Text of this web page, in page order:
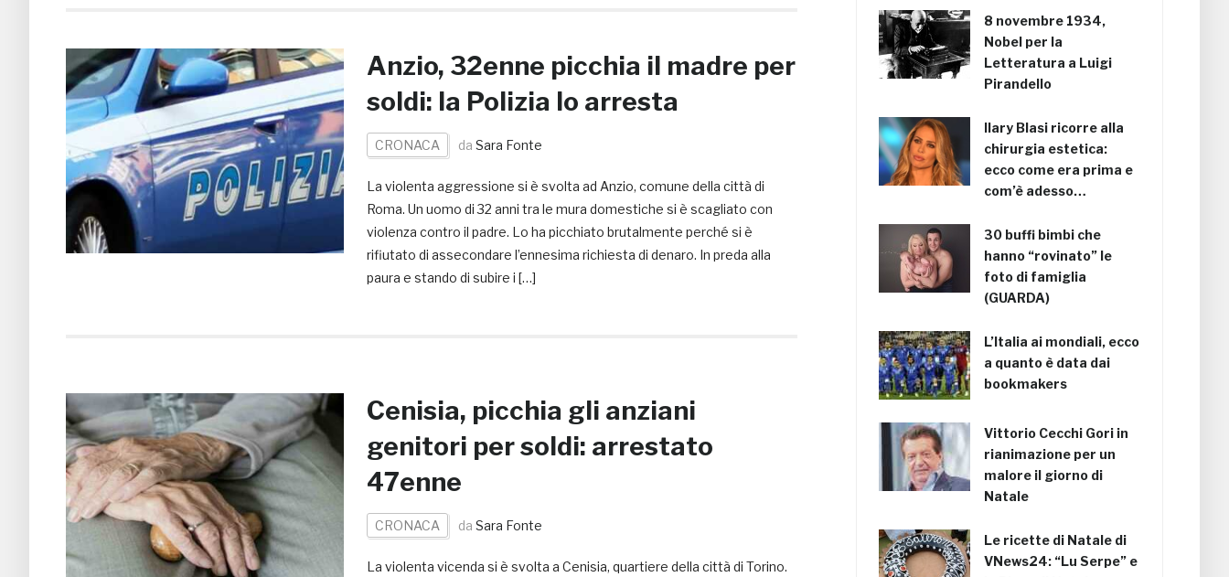
Anzio, 32enne picchia il madre per
soldi: la Polizia lo arresta
CRONACA da Sara Fonte
La violenta aggressione si è svolta ad Anzio, comune della città di
Roma. Un uomo di 32 anni tra le mura domestiche si è scagliato con
violenza contro il padre. Lo ha picchiato brutalmente perché si è
rifiutato di assecondare l’ennesima richiesta di denaro. In preda alla
paura e stando di subire i […]
Cenisia, picchia gli anziani
genitori per soldi: arrestato
47enne
CRONACA da Sara Fonte
La violenta vicenda si è svolta a Cenisia, quartiere della città di Torino.
8 novembre 1934,
Nobel per la
Letteratura a Luigi
Pirandello
Ilary Blasi ricorre alla
chirurgia estetica:
ecco come era prima e
com’è adesso…
30 buffi bimbi che
hanno “rovinato” le
foto di famiglia
(GUARDA)
L’Italia ai mondiali, ecco
a quanto è data dai
bookmakers
Vittorio Cecchi Gori in
rianimazione per un
malore il giorno di
Natale
Le ricette di Natale di
VNews24: “Lu Serpe” e